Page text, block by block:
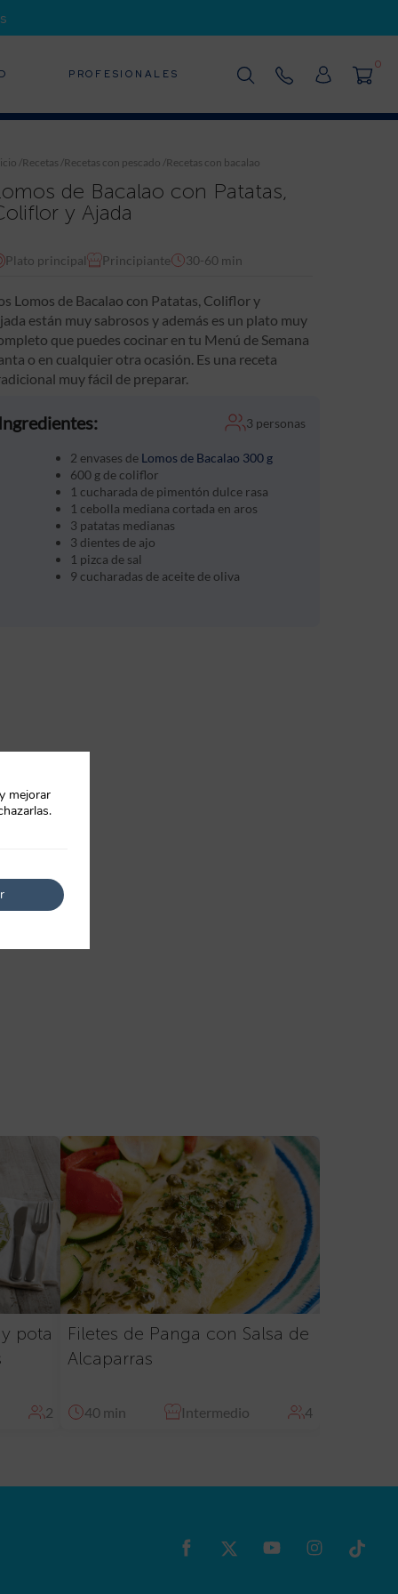
PROFESIONALES
0
/Recetas/Recetas con pescado/Recetas con bacalao
de Bacalao con Patatas,
y Ajada
Plato principal Principiante 30-60 min
Lomos de Bacalao con Patatas, Coliflor y
están muy sabrosos y además es un plato muy
que puedes cocinar en tu Menú de Semana
o en cualquier otra ocasión. Es una receta
muy fácil de preparar.
Ingredientes: 3 personas
2 envases de Lomos de Bacalao 300 g
600 g de coliflor
1 cucharada de pimentón dulce rasa
1 cebolla mediana cortada en aros
3 patatas medianas
3 dientes de ajo
1 pizca de sal
9 cucharadas de aceite de oliva
pota
2
Filetes de Panga con Salsa de
Alcaparras
40 min Intermedio 4
mejorar